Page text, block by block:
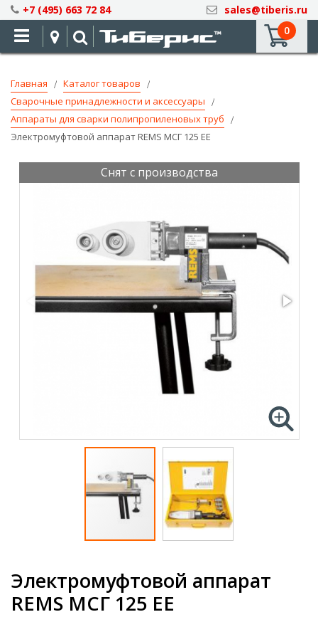
Skip
to
Content
+7 (495) 663 72 84
sales@tiberis.ru
0
Главная
Каталог товаров
Сварочные принадлежности и аксессуары
Аппараты для сварки полипропиленовых труб
Электромуфтовой аппарат REMS МСГ 125 EE
Электромуфтовой аппарат
REMS МСГ 125 EE
Снят с производства